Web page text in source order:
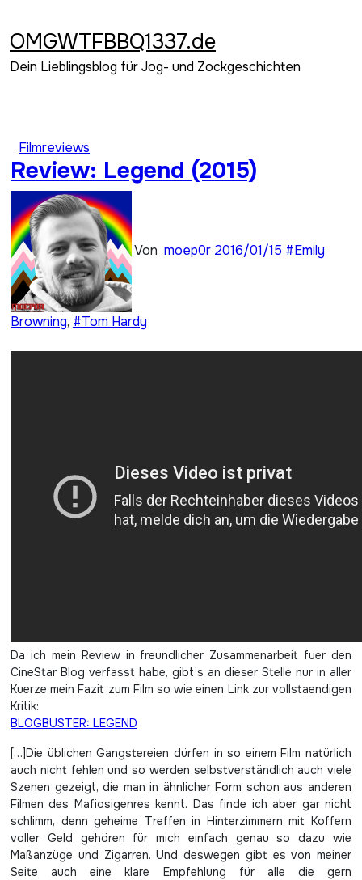
springen
OMGWTFBBQ1337.de
Dein Lieblingsblog für Jog- und Zockgeschichten
Filmreviews
Review: Legend (2015)
Von moep0r 2016/01/15 #Emily
Browning, #Tom Hardy
Da ich mein Review in freundlicher Zusammenarbeit fuer den
CineStar Blog verfasst habe, gibt’s an dieser Stelle nur in aller
Kuerze mein Fazit zum Film so wie einen Link zur vollstaendigen
Kritik:
BLOGBUSTER: LEGEND
[…]Die üblichen Gangstereien dürfen in so einem Film natürlich
auch nicht fehlen und so werden selbstverständlich auch viele
Szenen gezeigt, die man in ähnlicher Form schon aus anderen
Filmen des Mafiosigenres kennt. Das finde ich aber gar nicht
schlimm, denn geheime Treffen in Hinterzimmern mit Koffern
voller Geld gehören für mich einfach genau so dazu wie
Maßanzüge und Zigarren. Und deswegen gibt es von meiner
Seite auch eine klare Empfehlung für alle die gern